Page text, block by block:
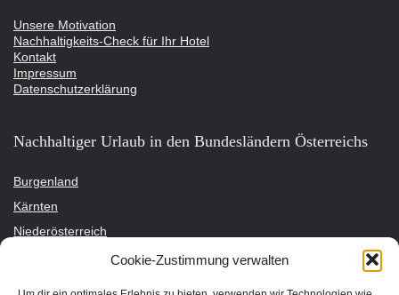
Cookie-Zustimmung verwalten
Unsere Motivation
Nachhaltigkeits-Check für Ihr Hotel
Kontakt
Impressum
Datenschutzerklärung
Nachhaltiger Urlaub in den Bundesländern Österreichs
Burgenland
Kärnten
Niederösterreich